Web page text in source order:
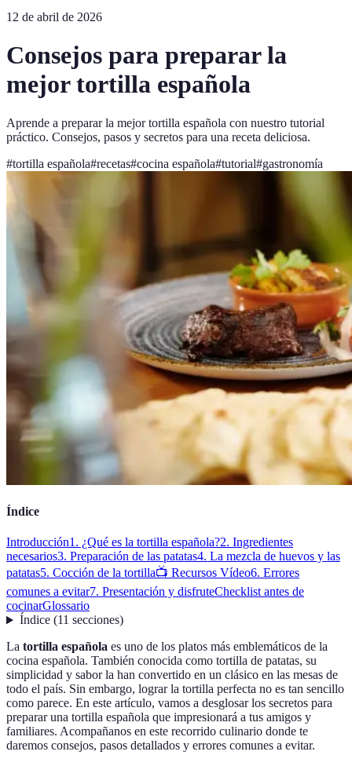
12 de abril de 2026
Consejos para preparar la
mejor tortilla española
Aprende a preparar la mejor tortilla española con nuestro tutorial
práctico. Consejos, pasos y secretos para una receta deliciosa.
#tortilla española#recetas#cocina española#tutorial#gastronomía
Índice
Introducción1. ¿Qué es la tortilla española?2. Ingredientes
necesarios3. Preparación de las patatas4. La mezcla de huevos y las
patatas5. Cocción de la tortilla📺 Recursos Vídeo6. Errores
comunes a evitar7. Presentación y disfruteChecklist antes de
cocinarGlossario
Índice(11 secciones)
La tortilla española es uno de los platos más emblemáticos de la
cocina española. También conocida como tortilla de patatas, su
simplicidad y sabor la han convertido en un clásico en las mesas de
todo el país. Sin embargo, lograr la tortilla perfecta no es tan sencillo
como parece. En este artículo, vamos a desglosar los secretos para
preparar una tortilla española que impresionará a tus amigos y
familiares. Acompañanos en este recorrido culinario donde te
daremos consejos, pasos detallados y errores comunes a evitar.